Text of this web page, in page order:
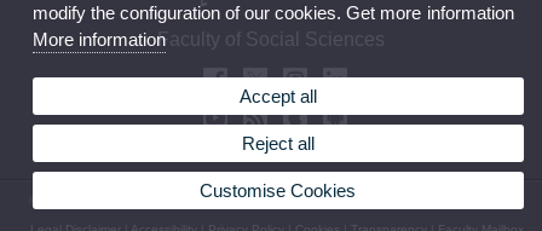
Faculty of Social Sciences
© 2026 UV. - Avenida Tarongers, 4b. 46021 Valencia. Spain. Phone: (+34) 96 382 85 00
modify the configuration of our cookies. Get more information
More information
Accept all
Reject all
Customise Cookies